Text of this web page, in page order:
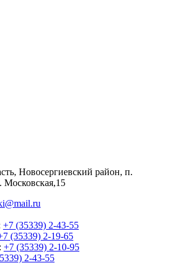
Новосергиевский район, п.
Московская,15
+7 (35339) 2-43-55
(35339) 2-19-65
+7 (35339) 2-10-95
2-43-55